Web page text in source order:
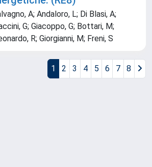
A; Andaloro, L; Di Blasi, A;
G; Giacoppo, G; Bottari, M;
R; Giorgianni, M; Freni, S
1 2 3 4 5 6 7 8